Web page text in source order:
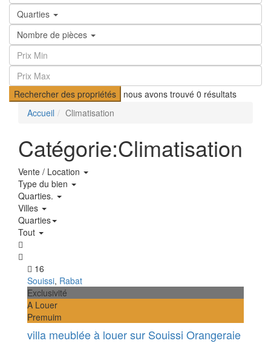
Quarties
Nombre de pièces
Rechercher des propriétés nous avons trouvé 0 résultats
Accueil
Climatisation
Catégorie:Climatisation
Vente / Location
Type du bien
Quarties.
Villes
Quarties
Tout
16
Souissi, Rabat
Exclusivité
A Louer
Premuim
villa meublée à louer sur Souissi Orangeraie